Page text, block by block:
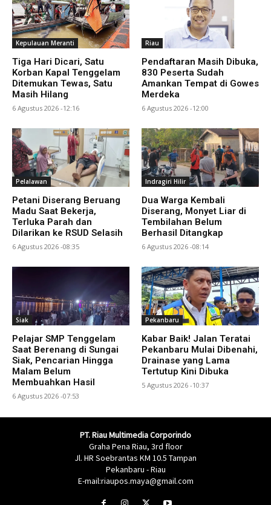
Kepulauan Meranti
Tiga Hari Dicari, Satu
Korban Kapal Tenggelam
Ditemukan Tewas, Satu
Masih Hilang
6 Agustus 2026 -12:16
Riau
Pendaftaran Masih Dibuka,
830 Peserta Sudah
Amankan Tempat di Gowes
Merdeka
6 Agustus 2026 -12:00
Pelalawan
Petani Diserang Beruang
Madu Saat Bekerja,
Terluka Parah dan
Dilarikan ke RSUD Selasih
6 Agustus 2026 -08:35
Indragiri Hilir
Dua Warga Kembali
Diserang, Monyet Liar di
Tembilahan Belum
Berhasil Ditangkap
6 Agustus 2026 -08:14
Siak
Pelajar SMP Tenggelam
Saat Berenang di Sungai
Siak, Pencarian Hingga
Malam Belum
Membuahkan Hasil
6 Agustus 2026 -07:53
Pekanbaru
Kabar Baik! Jalan Teratai
Pekanbaru Mulai Dibenahi,
Drainase yang Lama
Tertutup Kini Dibuka
5 Agustus 2026 -10:37
PT. Riau Multimedia Corporindo
Graha Pena Riau, 3rd floor
Jl. HR Soebrantas KM 10.5 Tampan
Pekanbaru - Riau
E-mail:riaupos.maya@gmail.com